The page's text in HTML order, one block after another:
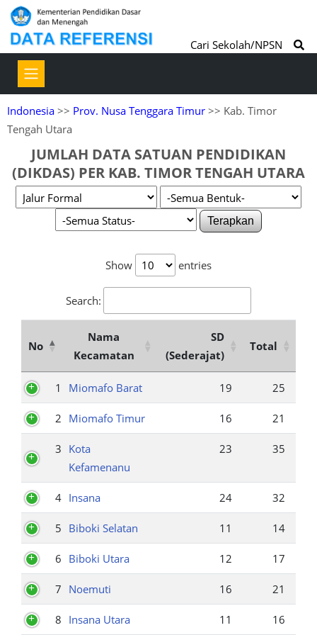
Cari Sekolah/NPSN
Indonesia >> Prov. Nusa Tenggara Timur >> Kab. Timor
Tengah Utara
JUMLAH DATA SATUAN PENDIDIKAN
(DIKDAS) PER KAB. TIMOR TENGAH UTARA
Terapkan
Show entries
Search:
No
Nama
Kecamatan
SD
(Sederajat)
Total
1 Miomafo Barat 19 25
2 Miomafo Timur 16 21
3 Kota
Kefamenanu
23 35
4 Insana 24 32
5 Biboki Selatan 11 14
6 Biboki Utara 12 17
7 Noemuti 16 21
8 Insana Utara 11 16